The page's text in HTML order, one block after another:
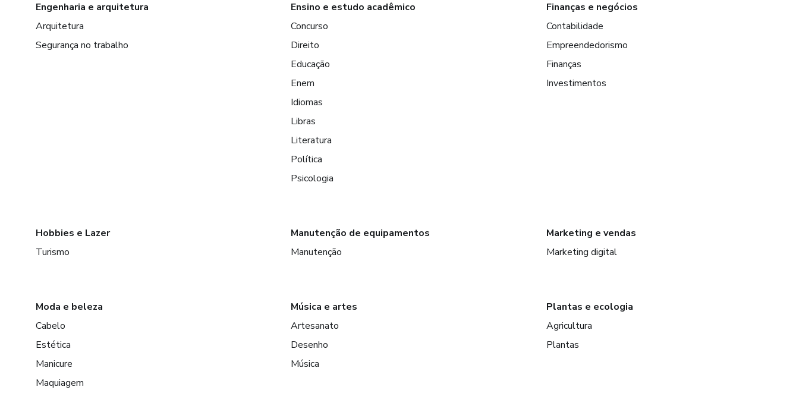
Engenharia e arquitetura
Arquitetura
Segurança no trabalho
Ensino e estudo acadêmico
Concurso
Direito
Educação
Enem
Idiomas
Libras
Literatura
Política
Psicologia
Finanças e negócios
Contabilidade
Empreendedorismo
Finanças
Investimentos
Hobbies e Lazer
Turismo
Manutenção de equipamentos
Manutenção
Marketing e vendas
Marketing digital
Moda e beleza
Cabelo
Estética
Manicure
Maquiagem
Música e artes
Artesanato
Desenho
Música
Plantas e ecologia
Agricultura
Plantas